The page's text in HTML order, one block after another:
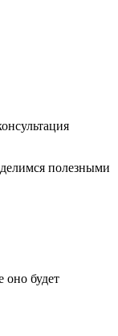
полезными
будет